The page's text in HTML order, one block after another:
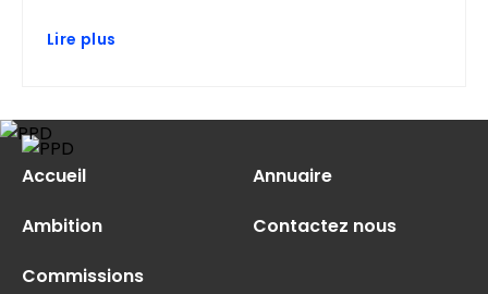
Lire plus
Accueil
Ambition
Commissions
Annuaire
Contactez nous